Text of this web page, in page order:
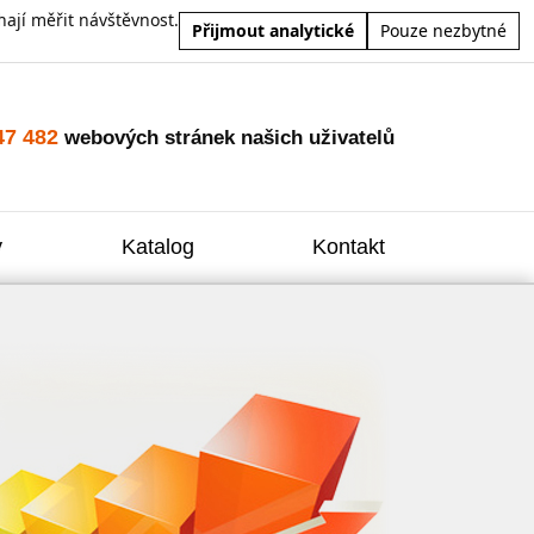
měřit návštěvnost.
Přijmout analytické Pouze nezbytné
482 webových stránek našich uživatelů
Katalog Kontakt